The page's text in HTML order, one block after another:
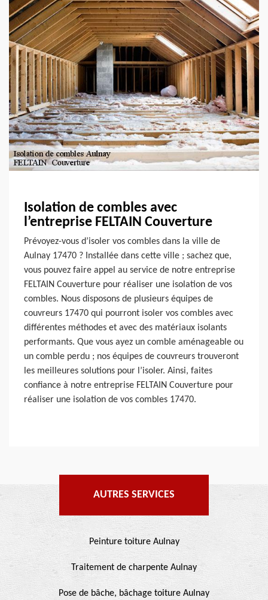
Isolation de combles avec
l’entreprise FELTAIN Couverture
Prévoyez-vous d’isoler vos combles dans la ville de
Aulnay 17470 ? Installée dans cette ville ; sachez que,
vous pouvez faire appel au service de notre entreprise
FELTAIN Couverture pour réaliser une isolation de vos
combles. Nous disposons de plusieurs équipes de
couvreurs 17470 qui pourront isoler vos combles avec
différentes méthodes et avec des matériaux isolants
performants. Que vous ayez un comble aménageable ou
un comble perdu ; nos équipes de couvreurs trouveront
les meilleures solutions pour l’isoler. Ainsi, faites
confiance à notre entreprise FELTAIN Couverture pour
réaliser une isolation de vos combles 17470.
AUTRES SERVICES
Peinture toiture Aulnay
Traitement de charpente Aulnay
Pose de bâche, bâchage toiture Aulnay